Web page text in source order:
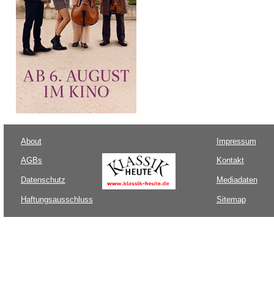
About
AGBs
Datenschutz
Haftungsausschluss
Impressum
Kontakt
Mediadaten
Sitemap